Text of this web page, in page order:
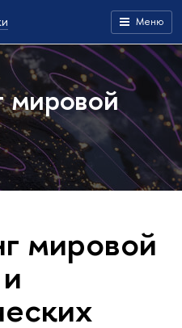
Меню
мировой
мировой